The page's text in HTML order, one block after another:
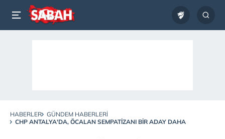
HABERLER
GÜNDEM HABERLERI
CHP ANTALYA'DA, ÖCALAN SEMPATIZANI BIR ADAY DAHA